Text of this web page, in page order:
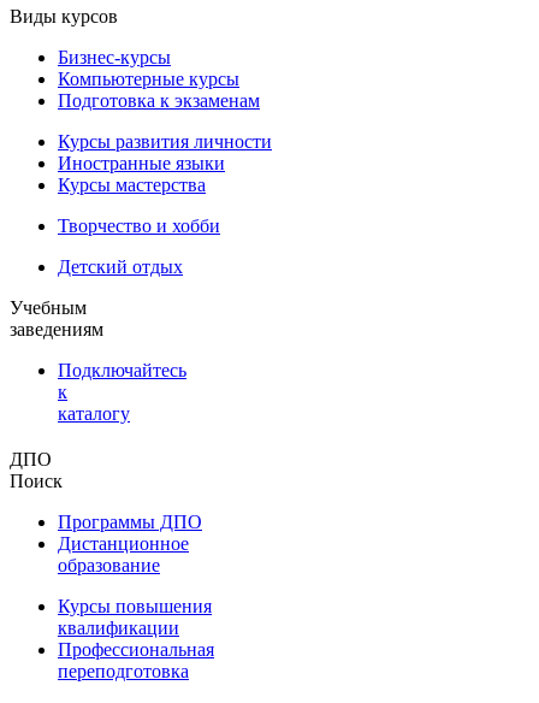
Виды курсов
Бизнес-курсы
Компьютерные курсы
Подготовка к экзаменам
Курсы развития личности
Иностранные языки
Курсы мастерства
Творчество и хобби
Детский отдых
Учебным
заведениям
Подключайтесь
к
каталогу
ДПО
Поиск
Программы ДПО
Дистанционное
образование
Курсы повышения
квалификации
Профессиональная
переподготовка